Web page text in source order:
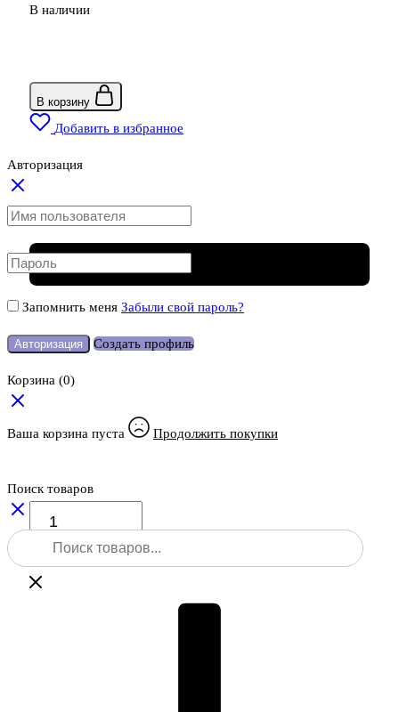
В наличии
Количество
товара
Лазерный
Bosch
В корзину
Добавить в избранное
Авторизация
Запомнить меня Забыли свой пароль?
Авторизация Создать профиль
Корзина (0)
Ваша корзина пуста Продолжить покупки
Поиск товаров
Поиск
товаров